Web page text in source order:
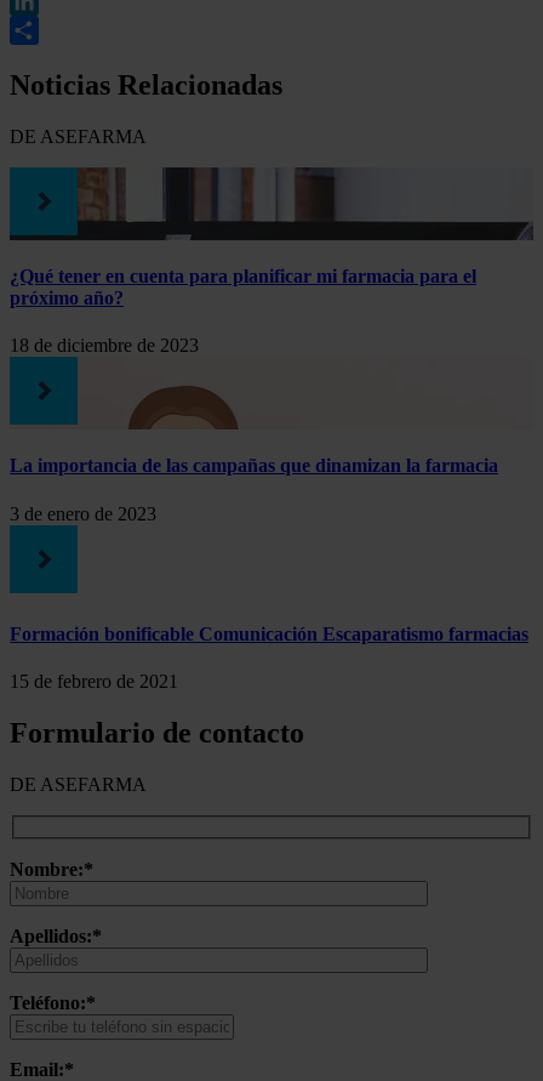
LinkedIn
Noticias Relacionadas
DE ASEFARMA
¿Qué tener en cuenta para planificar mi farmacia para el
próximo año?
18 de diciembre de 2023
La importancia de las campañas que dinamizan la farmacia
3 de enero de 2023
Formación bonificable Comunicación Escaparatismo farmacias
15 de febrero de 2021
Formulario de contacto
DE ASEFARMA
Nombre:*
Apellidos:*
Teléfono:*
Email:*